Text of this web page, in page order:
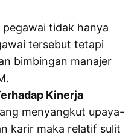
tidak hanya
tersebut tetapi
bimbingan manajer
Kinerja
menyangkut upaya-
karir maka relatif sulit